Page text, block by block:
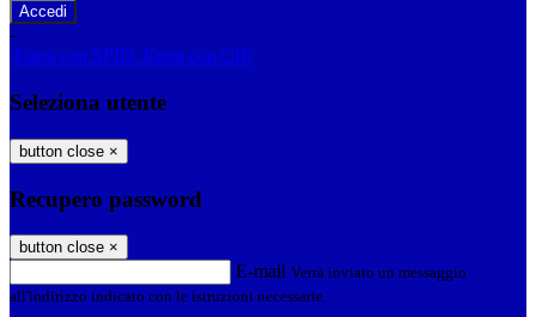
-
Entra con SPID Entra con CIE
Seleziona utente
button close ×
Recupero password
button close ×
E-mail Verrà inviato un messaggio
all'indirizzo indicato con le istruzioni necessarie.